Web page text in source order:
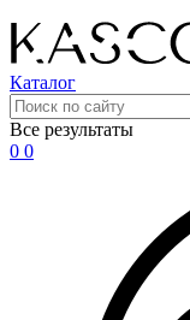
Каталог
Все результаты
0 0